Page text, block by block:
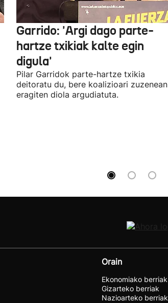
Garrido: 'Argi dago parte-
hartze txikiak kalte egin
digula'
Pilar Garridok parte-hartze txikia
deitoratu du, bere koalizioari zuzenean
eragiten diola argudiatuta.
Orain
Ekonomiako berriak
Gizarteko berriak
Nazioarteko berriak